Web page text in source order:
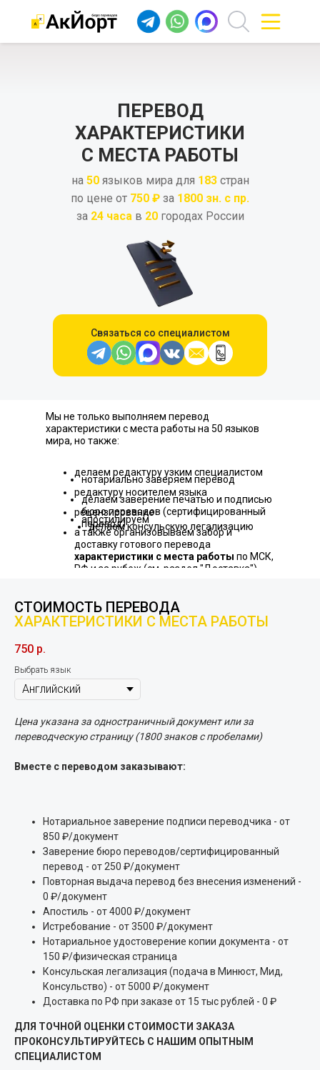
ПЕРЕВОД
ХАРАКТЕРИСТИКИ
С МЕСТА РАБОТЫ
на 50языков мира для 183стран
по цене от 750 ₽ за 1800 зн. с пр.
за 24 часав 20 городах России
Связаться со специалистом
Мы не только выполняем перевод
характеристики с места работы на 50 языков
мира, но также:
делаем редактуру узким специалистом
редактуру носителем языка
рецензирование
а также организовываем забор и
доставку готового перевода
характеристики с места работы по МСК,
РФ и за рубеж (см. раздел "Доставка")
нотариально заверяем перевод
делаем заверение печатью и подписью
бюро переводов (сертифицированный
перевод)
апостилируем
делаем консульскую легализацию
СТОИМОСТЬ ПЕРЕВОДА
ХАРАКТЕРИСТИКИ С МЕСТА РАБОТЫ
750 р.
Выбрать язык
Цена указана за одностраничный документ или за
переводческую страницу (1800 знаков с пробелами)
Вместе с переводом заказывают:
Нотариальное заверение подписи переводчика - от
850 ₽/документ
Заверение бюро переводов/сертифицированный
перевод - от 250 ₽/документ
Повторная выдача перевод без внесения изменений -
0 ₽/документ
Апостиль - от 4000 ₽/документ
Истребование - от 3500 ₽/документ
Нотариальное удостоверение копии документа - от
150 ₽/физическая страница
Консульская легализация (подача в Минюст, Мид,
Консульство) - от 5000 ₽/документ
Доставка по РФ при заказе от 15 тыс рублей - 0 ₽
ДЛЯ ТОЧНОЙ ОЦЕНКИ СТОИМОСТИ ЗАКАЗА
ПРОКОНСУЛЬТИРУЙТЕСЬ С НАШИМ ОПЫТНЫМ
СПЕЦИАЛИСТОМ